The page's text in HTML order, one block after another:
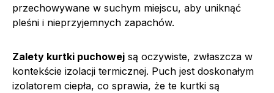
przechowywane w suchym miejscu, aby uniknąć
pleśni i nieprzyjemnych zapachów.
Zalety kurtki puchowej są oczywiste, zwłaszcza w
kontekście izolacji termicznej. Puch jest doskonałym
izolatorem ciepła, co sprawia, że te kurtki są